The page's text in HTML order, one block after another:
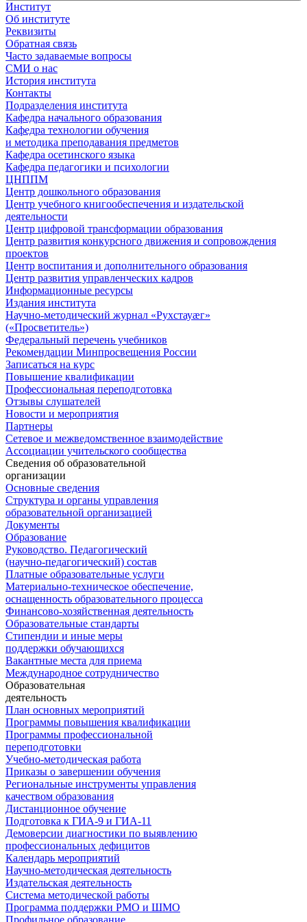
Институт
Об институте
Реквизиты
Обратная связь
Часто задаваемые вопросы
СМИ о нас
История института
Контакты
Подразделения института
Кафедра начального образования
Кафедра технологии обучения
и методика преподавания предметов
Кафедра осетинского языка
Кафедра педагогики и психологии
ЦНППМ
Центр дошкольного образования
Центр учебного книгообеспечения и издательской
деятельности
Центр цифровой трансформации образования
Центр развития конкурсного движения и сопровождения
проектов
Центр воспитания и дополнительного образования
Центр развития управленческих кадров
Информационные ресурсы
Издания института
Научно-методический журнал «Рухстауæг»
(«Просветитель»)
Федеральный перечень учебников
Рекомендации Минпросвещения России
Записаться на курс
Повышение квалификации
Профессиональная переподготовка
Отзывы слушателей
Новости и мероприятия
Партнеры
Сетевое и межведомственное взаимодействие
Ассоциации учительского сообщества
Сведения об образовательной
организации
Основные сведения
Структура и органы управления
образовательной организацией
Документы
Образование
Руководство. Педагогический
(научно-педагогический) состав
Платные образовательные услуги
Материально-техническое обеспечение,
оснащенность образовательного процесса
Финансово-хозяйственная деятельность
Образовательные стандарты
Стипендии и иные меры
поддержки обучающихся
Вакантные места для приема
Международное сотрудничество
Образовательная
деятельность
План основных мероприятий
Программы повышения квалификации
Программы профессиональной
переподготовки
Учебно-методическая работа
Приказы о завершении обучения
Региональные инструменты управления
качеством образования
Дистанционное обучение
Подготовка к ГИА-9 и ГИА-11
Демоверсии диагностики по выявлению
профессиональных дефицитов
Календарь мероприятий
Научно-методическая деятельность
Издательская деятельность
Система методической работы
Программа поддержки РМО и ШМО
Профильное образование